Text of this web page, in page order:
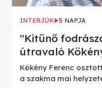
INTERJÚK 5 NAPJA
"Kitűnő
útravaló
Kökény Ferenc
a szakma mai